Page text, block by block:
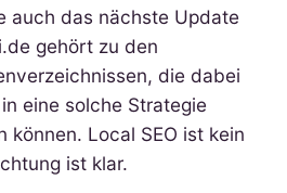
auch das nächste Update
gehört zu den
die dabei
eine solche Strategie
können. Local SEO ist kein
ist klar.